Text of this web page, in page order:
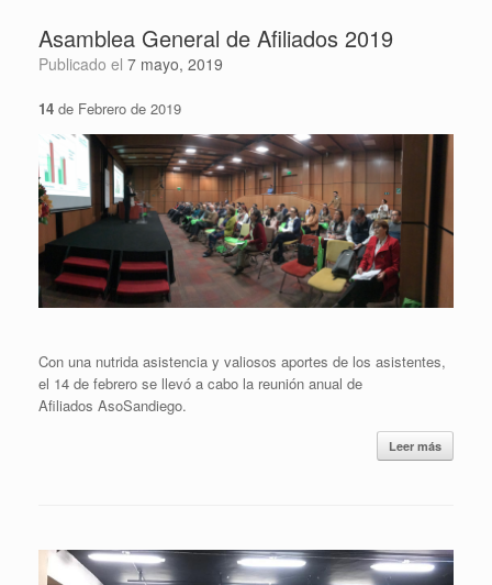
Asamblea General de Afiliados 2019
Publicado el 7 mayo, 2019
14 de Febrero de 2019
Con una nutrida asistencia y valiosos aportes de los asistentes,
el 14 de febrero se llevó a cabo la reunión anual de
Afiliados AsoSandiego.
Leer más